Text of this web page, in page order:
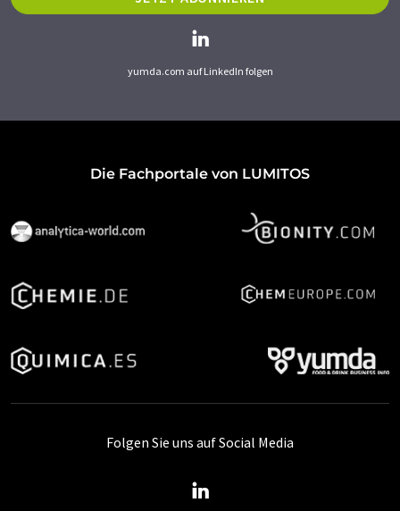
yumda.com auf LinkedIn folgen
Die Fachportale von LUMITOS
Folgen Sie uns auf Social Media